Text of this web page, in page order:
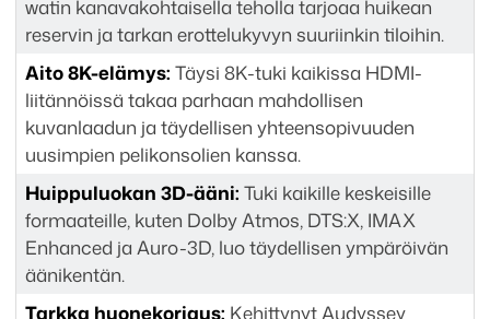
watin kanavakohtaisella teholla tarjoaa huikean
reservin ja tarkan erottelukyvyn suuriinkin tiloihin.
Aito 8K-elämys: Täysi 8K-tuki kaikissa HDMI-
liitännöissä takaa parhaan mahdollisen
kuvanlaadun ja täydellisen yhteensopivuuden
uusimpien pelikonsolien kanssa.
Huippuluokan 3D-ääni: Tuki kaikille keskeisille
formaateille, kuten Dolby Atmos, DTS:X, IMAX
Enhanced ja Auro-3D, luo täydellisen ympäröivän
äänikentän.
Tarkka huonekorjaus: Kehittynyt Audyssey